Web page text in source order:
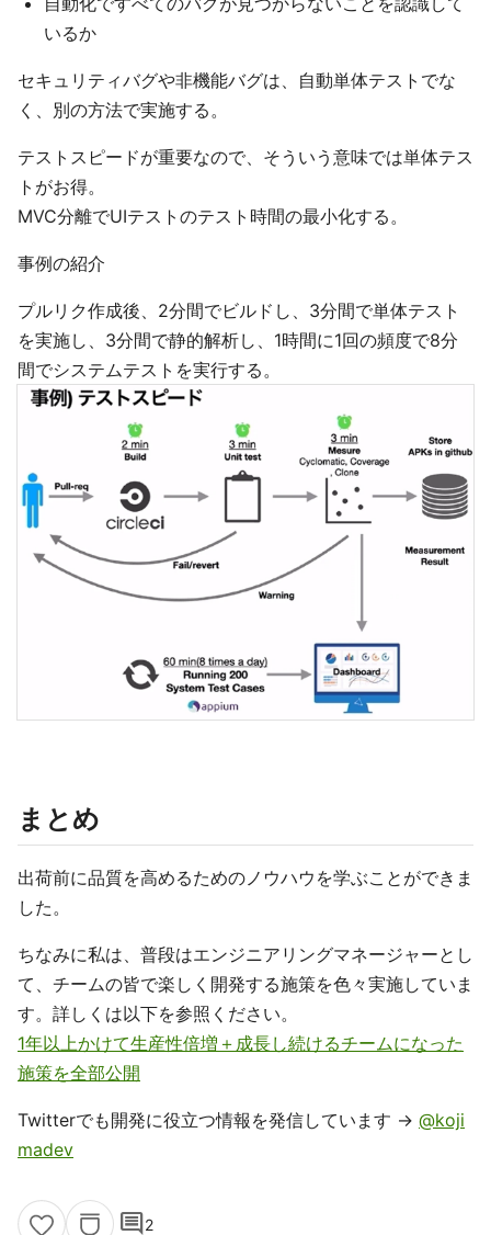
いるか
セキュリティバグや非機能バグは、自動単体テストでな
く、別の方法で実施する。
テストスピードが重要なので、そういう意味では単体テス
トがお得。
MVC分離でUIテストのテスト時間の最小化する。
事例の紹介
プルリク作成後、2分間でビルドし、3分間で単体テスト
を実施し、3分間で静的解析し、1時間に1回の頻度で8分
間でシステムテストを実行する。
まとめ
出荷前に品質を高めるためのノウハウを学ぶことができま
した。
ちなみに私は、普段はエンジニアリングマネージャーとし
て、チームの皆で楽しく開発する施策を色々実施していま
す。詳しくは以下を参照ください。
1年以上かけて生産性倍増＋成長し続けるチームになった
施策を全部公開
Twitterでも開発に役立つ情報を発信しています → @koji
madev
comment2